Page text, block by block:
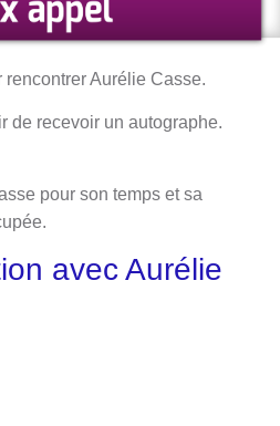
rencontrer Aurélie Casse.
de recevoir un autographe.
pour son temps et sa
avec Aurélie